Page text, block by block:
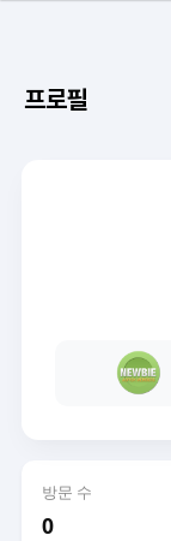
프로필
방문 수
0